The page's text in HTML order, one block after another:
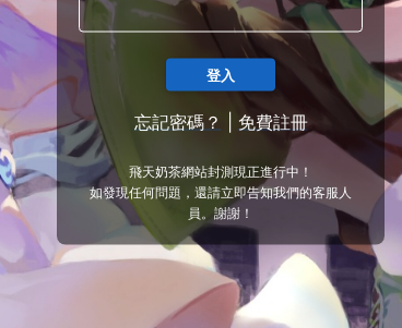
登入
忘記密碼？ 免費註冊
飛天奶茶網站封測現正進行中！
如發現任何問題，還請立即告知我們的客服人
員。謝謝！